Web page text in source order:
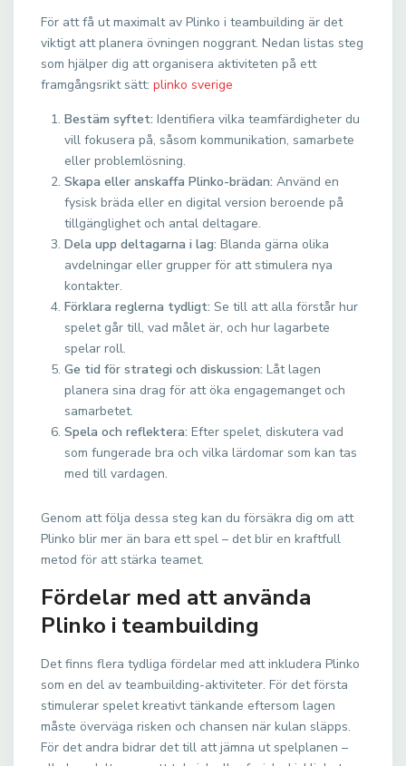
För att få ut maximalt av Plinko i teambuilding är det
viktigt att planera övningen noggrant. Nedan listas steg
som hjälper dig att organisera aktiviteten på ett
framgångsrikt sätt: plinko sverige
Bestäm syftet: Identifiera vilka teamfärdigheter du
vill fokusera på, såsom kommunikation, samarbete
eller problemlösning.
Skapa eller anskaffa Plinko-brädan: Använd en
fysisk bräda eller en digital version beroende på
tillgänglighet och antal deltagare.
Dela upp deltagarna i lag: Blanda gärna olika
avdelningar eller grupper för att stimulera nya
kontakter.
Förklara reglerna tydligt: Se till att alla förstår hur
spelet går till, vad målet är, och hur lagarbete
spelar roll.
Ge tid för strategi och diskussion: Låt lagen
planera sina drag för att öka engagemanget och
samarbetet.
Spela och reflektera: Efter spelet, diskutera vad
som fungerade bra och vilka lärdomar som kan tas
med till vardagen.
Genom att följa dessa steg kan du försäkra dig om att
Plinko blir mer än bara ett spel – det blir en kraftfull
metod för att stärka teamet.
Fördelar med att använda
Plinko i teambuilding
Det finns flera tydliga fördelar med att inkludera Plinko
som en del av teambuilding-aktiviteter. För det första
stimulerar spelet kreativt tänkande eftersom lagen
måste överväga risken och chansen när kulan släpps.
För det andra bidrar det till att jämna ut spelplanen –